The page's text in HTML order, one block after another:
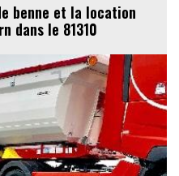
benne et la location
dans le 81310